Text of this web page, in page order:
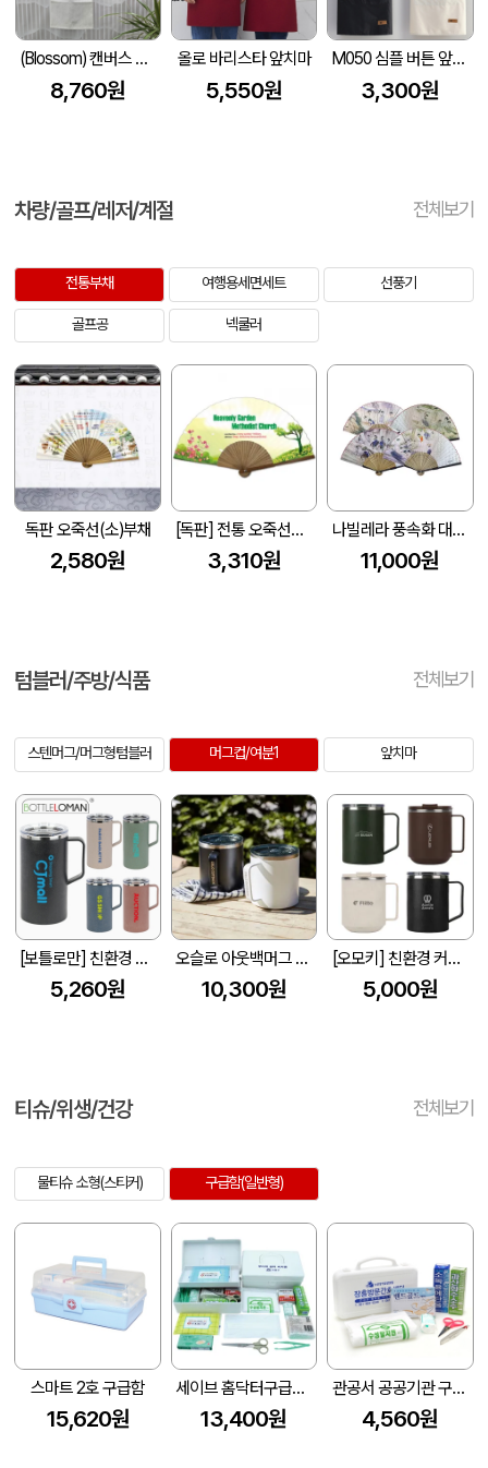
(Blossom) 캔버스 앞치마 1P
8,760원
올로 바리스타 앞치마
5,550원
M050 심플 버튼 앞치마, 미용실 애견 미술학원 카페 바리스타 업소용 방수앞치마
3,300원
차량/골프/레저/계절 전체보기
전통부채 여행용세면세트 선풍기
골프공 넥쿨러
독판 오죽선(소)부채
2,580원
[독판] 전통 오죽선부채_대29cm (530*290mm)
3,310원
나빌레라 풍속화 대나무실크부채
11,000원
텀블러/주방/식품 전체보기
스텐머그/머그형텀블러 머그컵/여분1 앞치마
[보틀로만] 친환경 모카 손잡이 머그 600ml
5,260원
오슬로 아웃백머그 420ml
10,300원
[오모키] 친환경 커피가루 에코브루 머그 500ml / 오피스 머그 400ml
5,000원
티슈/위생/건강 전체보기
물티슈 소형(스티커) 구급함(일반형)
스마트 2호 구급함
15,620원
세이브 홈닥터구급함 5호(10종)
13,400원
관공서 공공기관 구급상자 닥터007 6호8종
4,560원